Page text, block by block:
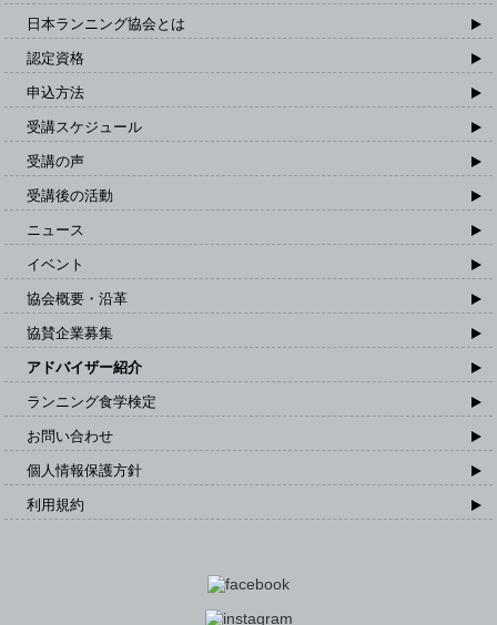
日本ランニング協会とは
認定資格
申込方法
受講スケジュール
受講の声
受講後の活動
ニュース
イベント
協会概要・沿革
協賛企業募集
アドバイザー紹介
ランニング食学検定
お問い合わせ
個人情報保護方針
利用規約